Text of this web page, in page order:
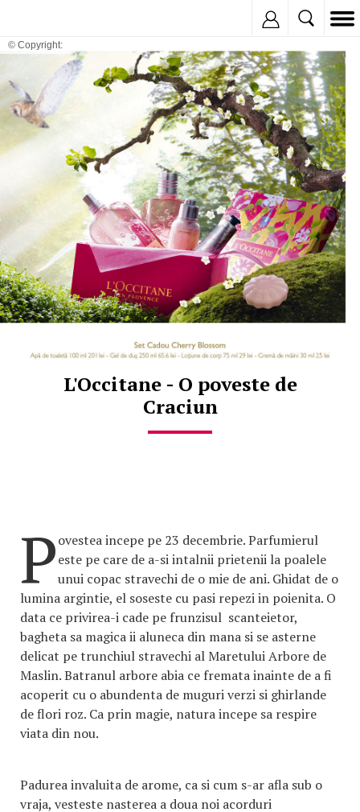
© Copyright:
L'Occitane - O poveste de
Craciun
Povestea incepe pe 23 decembrie. Parfumierul
este pe care de a-si intalnii prietenii la poalele
unui copac stravechi de o mie de ani. Ghidat de o
lumina argintie, el soseste cu pasi repezi in poienita. O
data ce privirea-i cade pe frunzisul scanteietor,
bagheta sa magica ii aluneca din mana si se asterne
delicat pe trunchiul stravechi al Maretului Arbore de
Maslin. Batranul arbore abia ce fremata inainte de a fi
acoperit cu o abundenta de muguri verzi si ghirlande
de flori roz. Ca prin magie, natura incepe sa respire
viata din nou.
Padurea invaluita de arome, ca si cum s-ar afla sub o
vraja, vesteste nasterea a doua noi acorduri